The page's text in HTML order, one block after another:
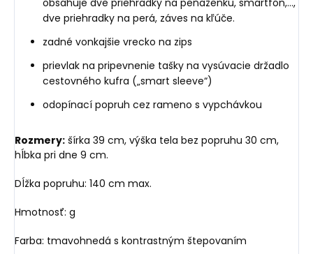
dve priehradky na perá, záves na kľúče.
zadné vonkajšie vrecko na zips
prievlak na pripevnenie tašky na vysúvacie držadlo
cestovného kufra („smart sleeve“)
odopínací popruh cez rameno s vypchávkou
Rozmery: šírka 39 cm, výška tela bez popruhu 30 cm,
hĺbka pri dne 9 cm.
Dĺžka popruhu: 140 cm max.
Hmotnosť: g
Farba: tmavohnedá s kontrastným štepovaním